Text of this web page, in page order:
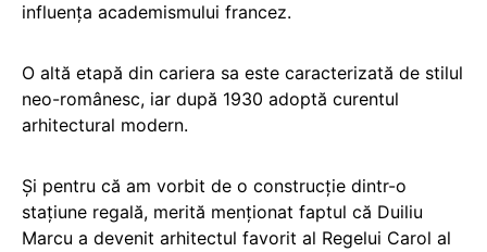
influența academismului francez.
O altă etapă din cariera sa este caracterizată de stilul
neo-românesc, iar după 1930 adoptă curentul
arhitectural modern.
Și pentru că am vorbit de o construcție dintr-o
stațiune regală, merită menționat faptul că Duiliu
Marcu a devenit arhitectul favorit al Regelui Carol al